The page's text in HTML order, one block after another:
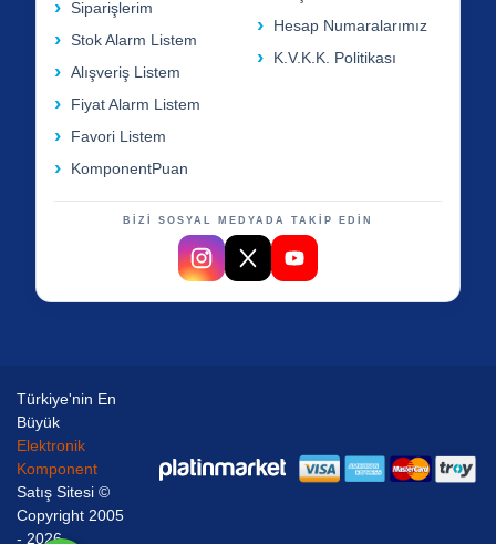
Siparişlerim
Stok Alarm Listem
Alışveriş Listem
Fiyat Alarm Listem
Favori Listem
KomponentPuan
Hesap Numaralarımız
K.V.K.K. Politikası
BİZİ SOSYAL MEDYADA TAKİP EDİN
Türkiye'nin En
Büyük
Elektronik
Komponent
Satış Sitesi ©
Copyright 2005
- 2026